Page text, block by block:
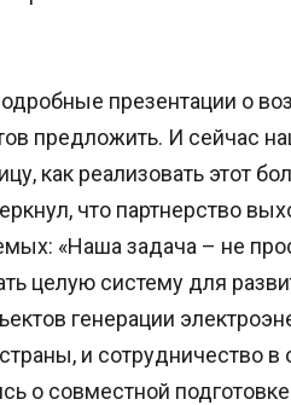
презентации о
предложить. И сейчас
как реализовать этот
что партнерство
«Наша задача – не
целую систему для
генерации
и сотрудничество
о совместной